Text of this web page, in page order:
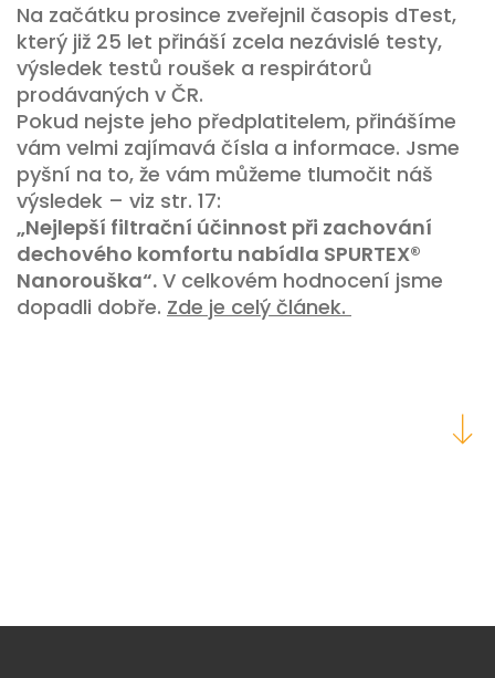
Na začátku prosince zveřejnil časopis dTest,
který již 25 let přináší zcela nezávislé testy,
výsledek testů roušek a respirátorů
prodávaných v ČR.
Pokud nejste jeho předplatitelem, přinášíme
vám velmi zajímavá čísla a informace. Jsme
pyšní na to, že vám můžeme tlumočit náš
výsledek – viz str. 17:
„Nejlepší filtrační účinnost při zachování
dechového komfortu nabídla SPURTEX®
Nanorouška“. V celkovém hodnocení jsme
dopadli dobře. Zde je celý článek.